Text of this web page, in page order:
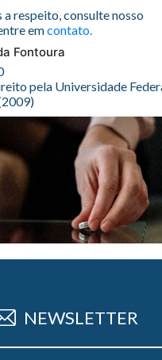
a respeito, consulte nosso
emcontato.
Fontoura
pela Universidade
NEWSLETTER